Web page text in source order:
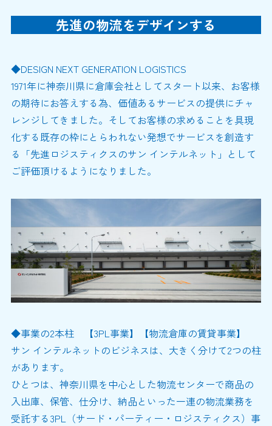
先進の物流をデザインする
◆DESIGN NEXT GENERATION LOGISTICS
1971年に神奈川県に倉庫会社としてスタート以来、お客様
の期待にお答えする為、価値あるサービスの提供にチャ
レンジしてきました。そしてお客様の求めることを具現
化する既存の枠にとらわれない発想でサービスを創造す
る「先進ロジスティクスのサン インテルネット」として
ご評価頂けるようになりました。
◆事業の2本柱 【3PL事業】【物流倉庫の賃貸事業】
サン インテルネットのビジネスは、大きく分けて2つの柱
があります。
ひとつは、神奈川県を中心とした物流センターで商品の
入出庫、保管、仕分け、納品といった一連の物流業務を
受託する3PL（サード・パーティー・ロジスティクス）事